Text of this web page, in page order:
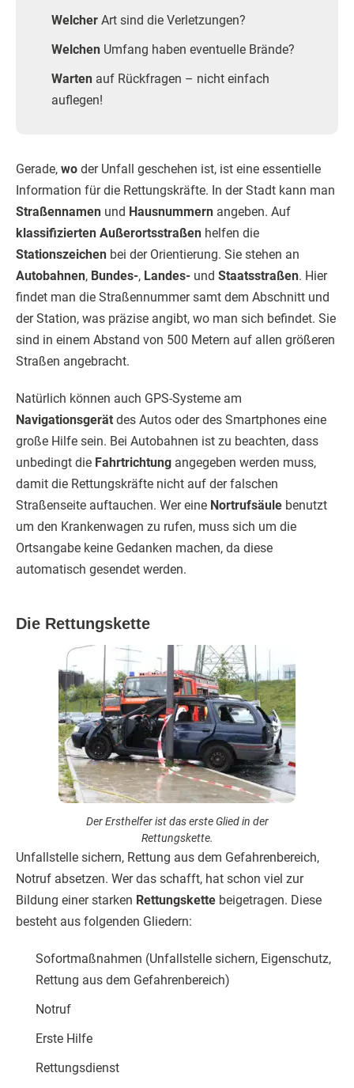
Welcher Art sind die Verletzungen?
Welchen Umfang haben eventuelle Brände?
Warten auf Rückfragen – nicht einfach
auflegen!
Gerade, wo der Unfall geschehen ist, ist eine essentielle
Information für die Rettungskräfte. In der Stadt kann man
Straßennamen und Hausnummern angeben. Auf
klassifizierten Außerortsstraßen helfen die
Stationszeichen bei der Orientierung. Sie stehen an
Autobahnen, Bundes-, Landes- und Staatsstraßen. Hier
findet man die Straßennummer samt dem Abschnitt und
der Station, was präzise angibt, wo man sich befindet. Sie
sind in einem Abstand von 500 Metern auf allen größeren
Straßen angebracht.
Natürlich können auch GPS-Systeme am
Navigationsgerät des Autos oder des Smartphones eine
große Hilfe sein. Bei Autobahnen ist zu beachten, dass
unbedingt die Fahrtrichtung angegeben werden muss,
damit die Rettungskräfte nicht auf der falschen
Straßenseite auftauchen. Wer eine Nortrufsäule benutzt
um den Krankenwagen zu rufen, muss sich um die
Ortsangabe keine Gedanken machen, da diese
automatisch gesendet werden.
Die Rettungskette
Der Ersthelfer ist das erste Glied in der
Rettungskette.
Unfallstelle sichern, Rettung aus dem Gefahrenbereich,
Notruf absetzen. Wer das schafft, hat schon viel zur
Bildung einer starken Rettungskette beigetragen. Diese
besteht aus folgenden Gliedern:
Sofortmaßnahmen (Unfallstelle sichern, Eigenschutz,
Rettung aus dem Gefahrenbereich)
Notruf
Erste Hilfe
Rettungsdienst